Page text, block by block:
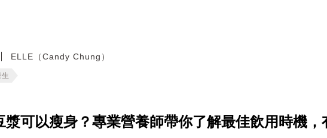
ELLE（Candy Chung）
生
漿可以瘦身？專業營養師帶你了解最佳飲用時機